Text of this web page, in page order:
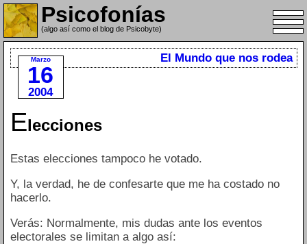
Psicofonías
(algo así como el blog de Psicobyte)
Marzo
16
2004
El Mundo que nos rodea
Elecciones
Estas elecciones tampoco he votado.
Y, la verdad, he de confesarte que me ha costado no
hacerlo.
Verás: Normalmente, mis dudas ante los eventos
electorales se limitan a algo así: